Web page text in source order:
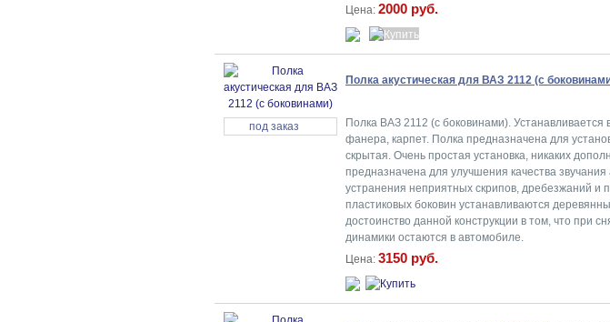
Цена: 2000 руб.
под заказ
Полка акустическая для ВАЗ 2112 (с
Полка ВАЗ 2112 (с боковинами).
фанера, карпет. Полка предназначена для
скрытая. Очень простая установка, никаких
предназначена для улучшения качества
устранения неприятных скрипов, дребезжаний и
пластиковых боковин устанавливаются
достоинство данной конструкции в том, что при
динамики остаются в автомобиле.
Цена: 3150 руб.